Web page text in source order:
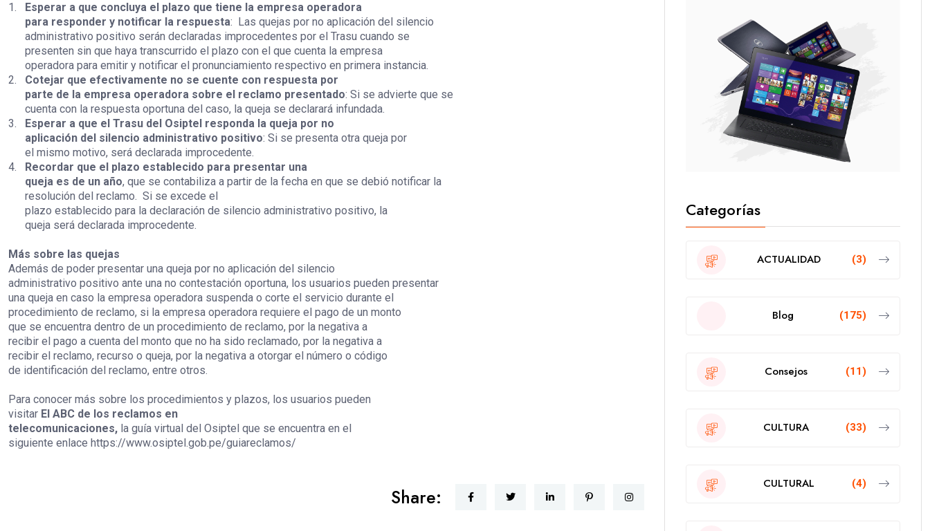
1.
Esperar a que concluya el plazo que tiene la empresa operadora
para responder y notificar la respuesta: Las quejas por no aplicación del silencio
administrativo positivo serán declaradas improcedentes por el Trasu cuando se
presenten sin que haya transcurrido el plazo con el que cuenta la empresa
operadora para emitir y notificar el pronunciamiento respectivo en primera instancia.
2.
Cotejar que efectivamente no se cuente con respuesta por
parte de la empresa operadora sobre el reclamo presentado: Si se advierte que se
cuenta con la respuesta oportuna del caso, la queja se declarará infundada.
3.
Esperar a que el Trasu del Osiptel responda la queja por no
aplicación del silencio administrativo positivo: Si se presenta otra queja por
el mismo motivo, será declarada improcedente.
4.
Recordar que el plazo establecido para presentar una
queja es de un año, que se contabiliza a partir de la fecha en que se debió notificar la
resolución del reclamo. Si se excede el
plazo establecido para la declaración de silencio administrativo positivo, la
queja será declarada improcedente.
Más sobre las quejas
Además de poder presentar una queja por no aplicación del silencio
administrativo positivo ante una no contestación oportuna, los usuarios pueden presentar
una queja en caso la empresa operadora suspenda o corte el servicio durante el
procedimiento de reclamo, si la empresa operadora requiere el pago de un monto
que se encuentra dentro de un procedimiento de reclamo, por la negativa a
recibir el pago a cuenta del monto que no ha sido reclamado, por la negativa a
recibir el reclamo, recurso o queja, por la negativa a otorgar el número o código
de identificación del reclamo, entre otros.
Para conocer más sobre los procedimientos y plazos, los usuarios pueden
visitar El ABC de los reclamos en
telecomunicaciones, la guía virtual del Osiptel que se encuentra en el
siguiente enlace https://www.osiptel.gob.pe/guiareclamos/
Share:
Categorías
ACTUALIDAD (3)
Blog (175)
Consejos (11)
CULTURA (33)
CULTURAL (4)